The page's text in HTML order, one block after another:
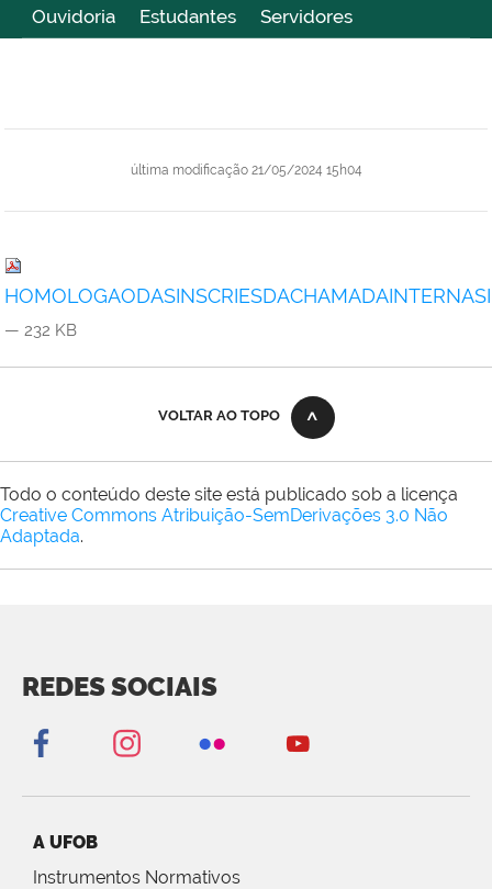
Ouvidoria
Estudantes Servidores
última modificação21/05/2024 15h04
— 232 KB
VOLTAR AO TOPO
Todo o conteúdo deste site está publicado sob a licença
Creative Commons Atribuição-SemDerivações 3.0 Não
Adaptada.
REDES SOCIAIS
A UFOB
Instrumentos Normativos